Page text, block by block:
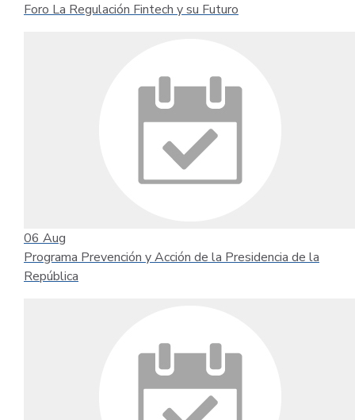
Foro La Regulación Fintech y su Futuro
06 Aug
Programa Prevención y Acción de la Presidencia de la
República